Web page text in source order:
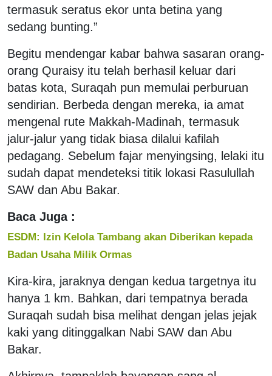
termasuk seratus ekor unta betina yang
sedang bunting.”
Begitu mendengar kabar bahwa sasaran orang-
orang Quraisy itu telah berhasil keluar dari
batas kota, Suraqah pun memulai perburuan
sendirian. Berbeda dengan mereka, ia amat
mengenal rute Makkah-Madinah, termasuk
jalur-jalur yang tidak biasa dilalui kafilah
pedagang. Sebelum fajar menyingsing, lelaki itu
sudah dapat mendeteksi titik lokasi Rasulullah
SAW dan Abu Bakar.
Baca Juga :
ESDM: Izin Kelola Tambang akan Diberikan kepada
Badan Usaha Milik Ormas
Kira-kira, jaraknya dengan kedua targetnya itu
hanya 1 km. Bahkan, dari tempatnya berada
Suraqah sudah bisa melihat dengan jelas jejak
kaki yang ditinggalkan Nabi SAW dan Abu
Bakar.